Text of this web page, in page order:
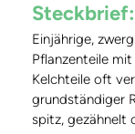
Steckbrief:
Einjährige,
Pflanzenteile
Kelchteile oft
grundständiger
spitz, gezähnelt